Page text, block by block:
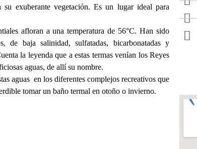
su exuberante vegetación. Es un lugar ideal para
afloran a una temperatura de 56°C. Han sido
de baja salinidad, sulfatadas, bicarbonatadas y
la leyenda que a estas termas venían los Reyes
aguas, de allí su nombre.
aguas en los diferentes complejos recreativos que
tomar un baño termal en otoño o invierno.